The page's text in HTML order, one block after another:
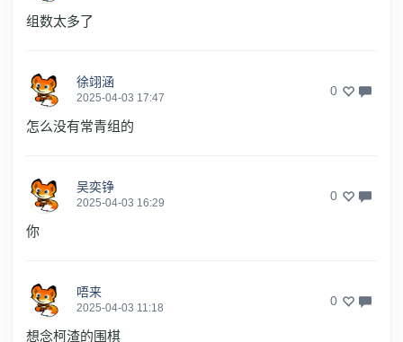
组数太多了
徐翊涵
2025-04-03 17:47 0
怎么没有常青组的
吴奕铮
2025-04-03 16:29 0
你
唔来
2025-04-03 11:18 0
想念柯渣的围棋